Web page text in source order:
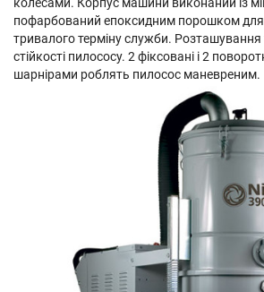
пофарбований епоксидним порошком для
тривалого терміну служби. Розташування
стійкості пилососу. 2 фіксовані і 2
шарнірами роблять пилосос маневреним.